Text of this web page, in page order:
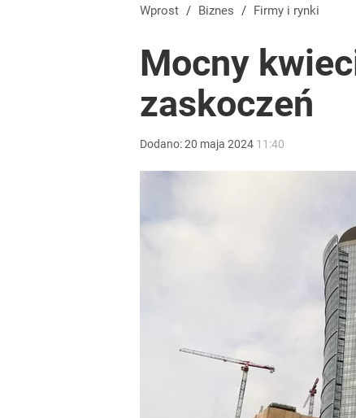
Wprost / Biznes / Firmy i rynki
Mocny
zaskoczeń
Dodano:20 maja 2024 11:40